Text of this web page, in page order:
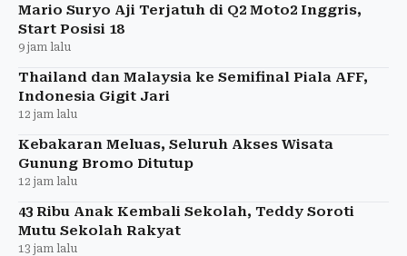
Mario Suryo Aji Terjatuh di Q2 Moto2 Inggris,
Start Posisi 18
9 jam lalu
Thailand dan Malaysia ke Semifinal Piala AFF,
Indonesia Gigit Jari
12 jam lalu
Kebakaran Meluas, Seluruh Akses Wisata
Gunung Bromo Ditutup
12 jam lalu
43 Ribu Anak Kembali Sekolah, Teddy Soroti
Mutu Sekolah Rakyat
13 jam lalu